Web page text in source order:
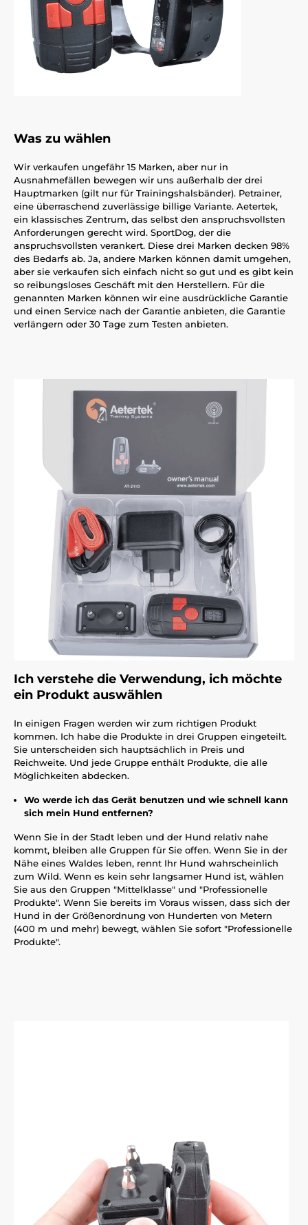
Was zu wählen
Wir verkaufen ungefähr 15 Marken, aber nur in
Ausnahmefällen bewegen wir uns außerhalb der drei
Hauptmarken (gilt nur für Trainingshalsbänder). Petrainer,
eine überraschend zuverlässige billige Variante. Aetertek,
ein klassisches Zentrum, das selbst den anspruchsvollsten
Anforderungen gerecht wird. SportDog, der die
anspruchsvollsten verankert. Diese drei Marken decken 98%
des Bedarfs ab. Ja, andere Marken können damit umgehen,
aber sie verkaufen sich einfach nicht so gut und es gibt kein
so reibungsloses Geschäft mit den Herstellern. Für die
genannten Marken können wir eine ausdrückliche Garantie
und einen Service nach der Garantie anbieten, die Garantie
verlängern oder 30 Tage zum Testen anbieten.
Ich verstehe die Verwendung, ich möchte
ein Produkt auswählen
In einigen Fragen werden wir zum richtigen Produkt
kommen. Ich habe die Produkte in drei Gruppen eingeteilt.
Sie unterscheiden sich hauptsächlich in Preis und
Reichweite. Und jede Gruppe enthält Produkte, die alle
Möglichkeiten abdecken.
Wo werde ich das Gerät benutzen und wie schnell kann
sich mein Hund entfernen?
Wenn Sie in der Stadt leben und der Hund relativ nahe
kommt, bleiben alle Gruppen für Sie offen. Wenn Sie in der
Nähe eines Waldes leben, rennt Ihr Hund wahrscheinlich
zum Wild. Wenn es kein sehr langsamer Hund ist, wählen
Sie aus den Gruppen "Mittelklasse" und "Professionelle
Produkte". Wenn Sie bereits im Voraus wissen, dass sich der
Hund in der Größenordnung von Hunderten von Metern
(400 m und mehr) bewegt, wählen Sie sofort "Professionelle
Produkte".